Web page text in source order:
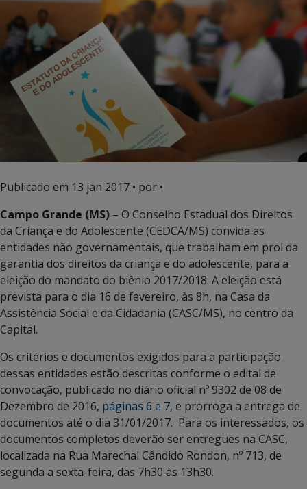
Publicado em 13 jan 2017 • por •
Campo Grande (MS) – O Conselho Estadual dos Direitos
da Criança e do Adolescente (CEDCA/MS) convida as
entidades não governamentais, que trabalham em prol da
garantia dos direitos da criança e do adolescente, para a
eleição do mandato do biênio 2017/2018. A eleição está
prevista para o dia 16 de fevereiro, às 8h, na Casa da
Assistência Social e da Cidadania (CASC/MS), no centro da
Capital.
Os critérios e documentos exigidos para a participação
dessas entidades estão descritas conforme o edital de
convocação, publicado no diário oficial nº 9302 de 08 de
Dezembro de 2016, páginas 6 e 7, e prorroga a entrega de
documentos até o dia 31/01/2017. Para os interessados, os
documentos completos deverão ser entregues na CASC,
localizada na Rua Marechal Cândido Rondon, nº 713, de
segunda a sexta-feira, das 7h30 às 13h30.